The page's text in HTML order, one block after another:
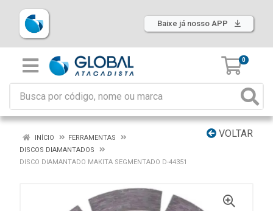
Baixe já nosso APP
0
VOLTAR
INÍCIO
FERRAMENTAS
DISCOS DIAMANTADOS
DISCO DIAMANTADO MAKITA SEGMENTADO D-44351